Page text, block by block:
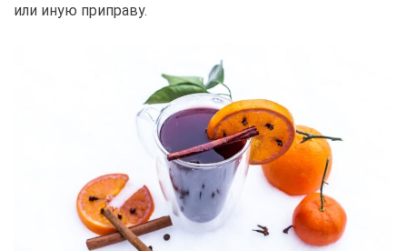
или иную приправу.